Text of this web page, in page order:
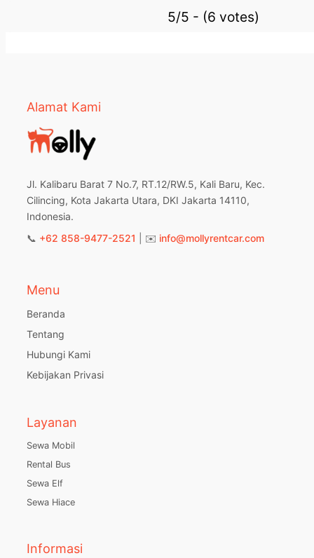
5/5 - (6 votes)
Alamat Kami
Jl. Kalibaru Barat 7 No.7, RT.12/RW.5, Kali Baru, Kec.
Cilincing, Kota Jakarta Utara, DKI Jakarta 14110,
Indonesia.
📞 +62 858-9477-2521 | ✉️ info@mollyrentcar.com
Menu
Beranda
Tentang
Hubungi Kami
Kebijakan Privasi
Layanan
Sewa Mobil
Rental Bus
Sewa Elf
Sewa Hiace
Informasi